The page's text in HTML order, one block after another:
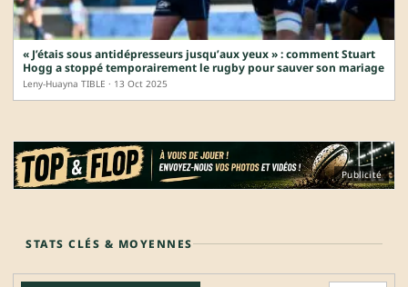
« J’étais sous antidépresseurs jusqu’aux yeux » : comment Stuart
Hogg a stoppé temporairement le rugby pour sauver son mariage
Leny-Huayna TIBLE · 13 Oct 2025
Publicité
STATS CLÉS & MOYENNES